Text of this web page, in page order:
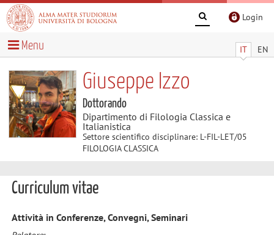
Login
IT EN
Menu
Giuseppe Izzo
Dottorando
Dipartimento di Filologia Classica e
Italianistica
Settore scientifico disciplinare: L-FIL-LET/05
FILOLOGIA CLASSICA
Curriculum vitae
Attività in Conferenze, Convegni, Seminari